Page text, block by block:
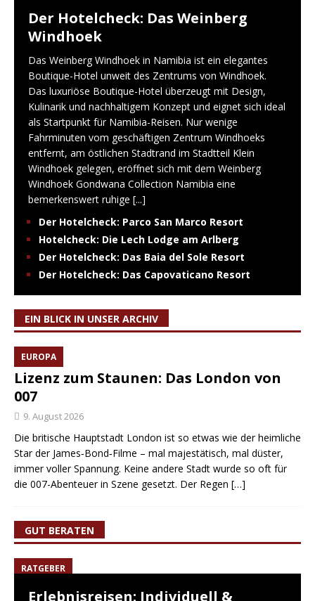
Der Hotelcheck: Das Weinberg
Windhoek
Das Weinberg Windhoek in Namibia ist ein elegantes
Boutique-Hotel unweit des Zentrums von Windhoek.
Das luxuriöse Boutique-Hotel überzeugt mit Design,
Kulinarik und nachhaltigem Konzept und eignet sich ideal
als Startpunkt für Namibia-Reisen. Nur wenige
Fahrminuten vom geschäftigen Zentrum Windhoeks
entfernt, am östlichen Stadtrand im Stadtteil Klein
Windhoek gelegen, eröffnet sich mit dem Weinberg
Windhoek Gondwana Collection Namibia eine
bemerkenswert ruhige [...]
Der Hotelcheck: Parco San Marco Resort
Hotelcheck: Die Lech Lodge am Arlberg
Der Hotelcheck: Das Baia del Sole Resort
Der Hotelcheck: Das Capovaticano Resort
EIN BLICK IN UNSER ARCHIV
EUROPA
Lizenz zum Staunen: Das London von
007
9. August 2026
Die britische Hauptstadt London ist so etwas wie der heimliche
Star der James‑Bond‑Filme – mal majestätisch, mal düster,
immer voller Spannung. Keine andere Stadt wurde so oft für
die 007-Abenteuer in Szene gesetzt. Der Regen […]
GUT BERATEN
RATGEBER
Erlebnisreisen: Individuell &